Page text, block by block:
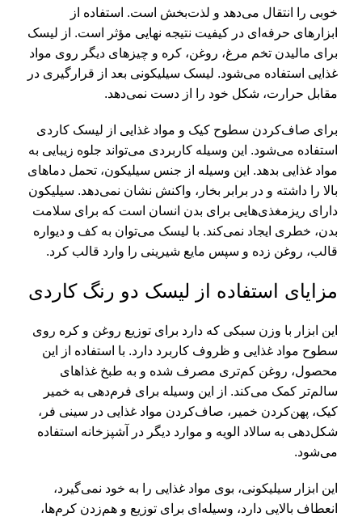
خوبی را انتقال می‌دهد و لذت‌بخش است. استفاده از
ابزارهای حرفه‌ای در کیفیت نتیجه نهایی مؤثر است. از لیسک
برای مالیدن تخم مرغ، روغن، کره و چیزهای دیگر روی مواد
غذایی استفاده می‌شود. لیسک سیلیکونی بعد از قرارگیری در
مقابل حرارت، شکل خود را از دست نمی‌دهد.
برای صاف‌کردن سطوح کیک و مواد غذایی از لیسک کاردی
استفاده می‌شود. این وسیله کاربردی می‌تواند جلوه زیبایی به
مواد غذایی بدهد. این وسیله از جنس سیلیکون، تحمل دماهای
بالا را داشته و در برابر بخار، واکنش نشان نمی‌دهد. سیلیکون
دارای ریزمغذی‌هایی برای بدن انسان است که برای سلامت
بدن، خطری ایجاد نمی‌کند. با لیسک می‌توان به کف و دیواره
قالب، روغن زده و سپس مایع شیرینی را وارد قالب کرد.
مزایای استفاده از لیسک دو رنگ کاردی
این ابزار با وزن سبکی که دارد برای توزیع روغن و کره روی
سطوح مواد غذایی و ظروف کاربرد دارد. با استفاده از این
محصول، روغن کم‎‌تری مصرف شده و به طبخ غذاهای
سالم‌تر کمک می‌کند. از این وسیله برای فرم‌دهی به خمیر
کیک، پهن‌کردن خمیر، صاف‌کردن مواد غذایی در سینی فر،
شکل‌دهی به سالاد الویه و موارد دیگر در آشپزخانه استفاده
می‌شود.
این ابزار سیلیکونی، بوی مواد غذایی را به خود نمی‌گیرد،
انعطاف بالایی دارد، وسیله‌ای برای توزیع و هم‌زدن کرم‌ها،